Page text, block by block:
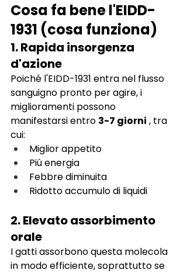
Cosa fa bene l'EIDD-
1931 (cosa funziona)
1. Rapida insorgenza
d'azione
Poiché l'EIDD-1931 entra nel flusso
sanguigno pronto per agire, i
miglioramenti possono
manifestarsi entro 3-7 giorni , tra
cui:
Miglior appetito
Più energia
Febbre diminuita
Ridotto accumulo di liquidi
2. Elevato assorbimento
orale
I gatti assorbono questa molecola
in modo efficiente, soprattutto se